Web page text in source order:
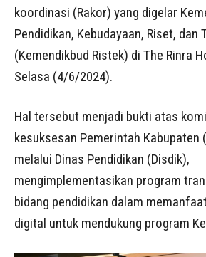
koordinasi (Rakor) yang digelar
Pendidikan, Kebudayaan, Riset, dan
(Kemendikbud Ristek) di The Rinra
Selasa (4/6/2024).
Hal tersebut menjadi bukti atas
kesuksesan Pemerintah Kabupaten
melalui Dinas Pendidikan (Disdik),
mengimplementasikan program
bidang pendidikan dalam
digital untuk mendukung program